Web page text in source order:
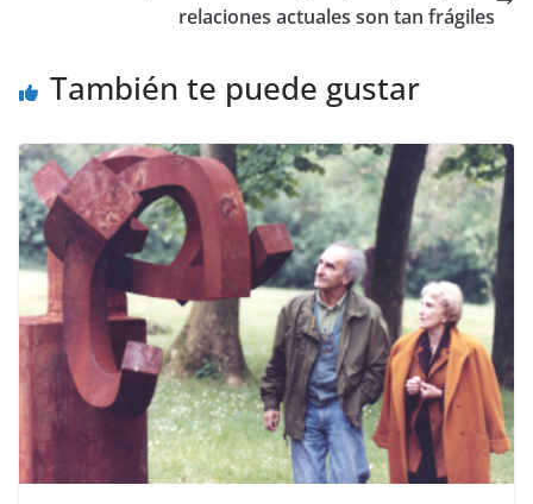
relaciones actuales son tan frágiles
También te puede gustar